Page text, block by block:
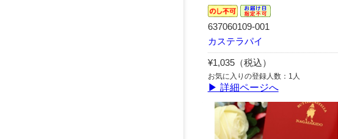
637060109-001
カステラパイ
¥1,035（税込）
お気に入りの登録人数：1人
▶ 詳細ページへ